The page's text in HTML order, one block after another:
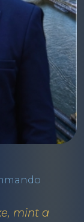
mint a